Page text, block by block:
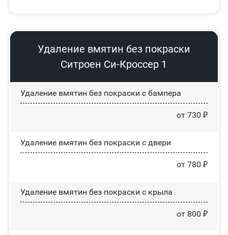
Удаление вмятин без покраски
Ситроен Си-Кроссер 1
Удаление вмятин без покраски с бампера
от 730 ₽
Удаление вмятин без покраски с двери
от 780 ₽
Удаление вмятин без покраски с крыла
от 800 ₽